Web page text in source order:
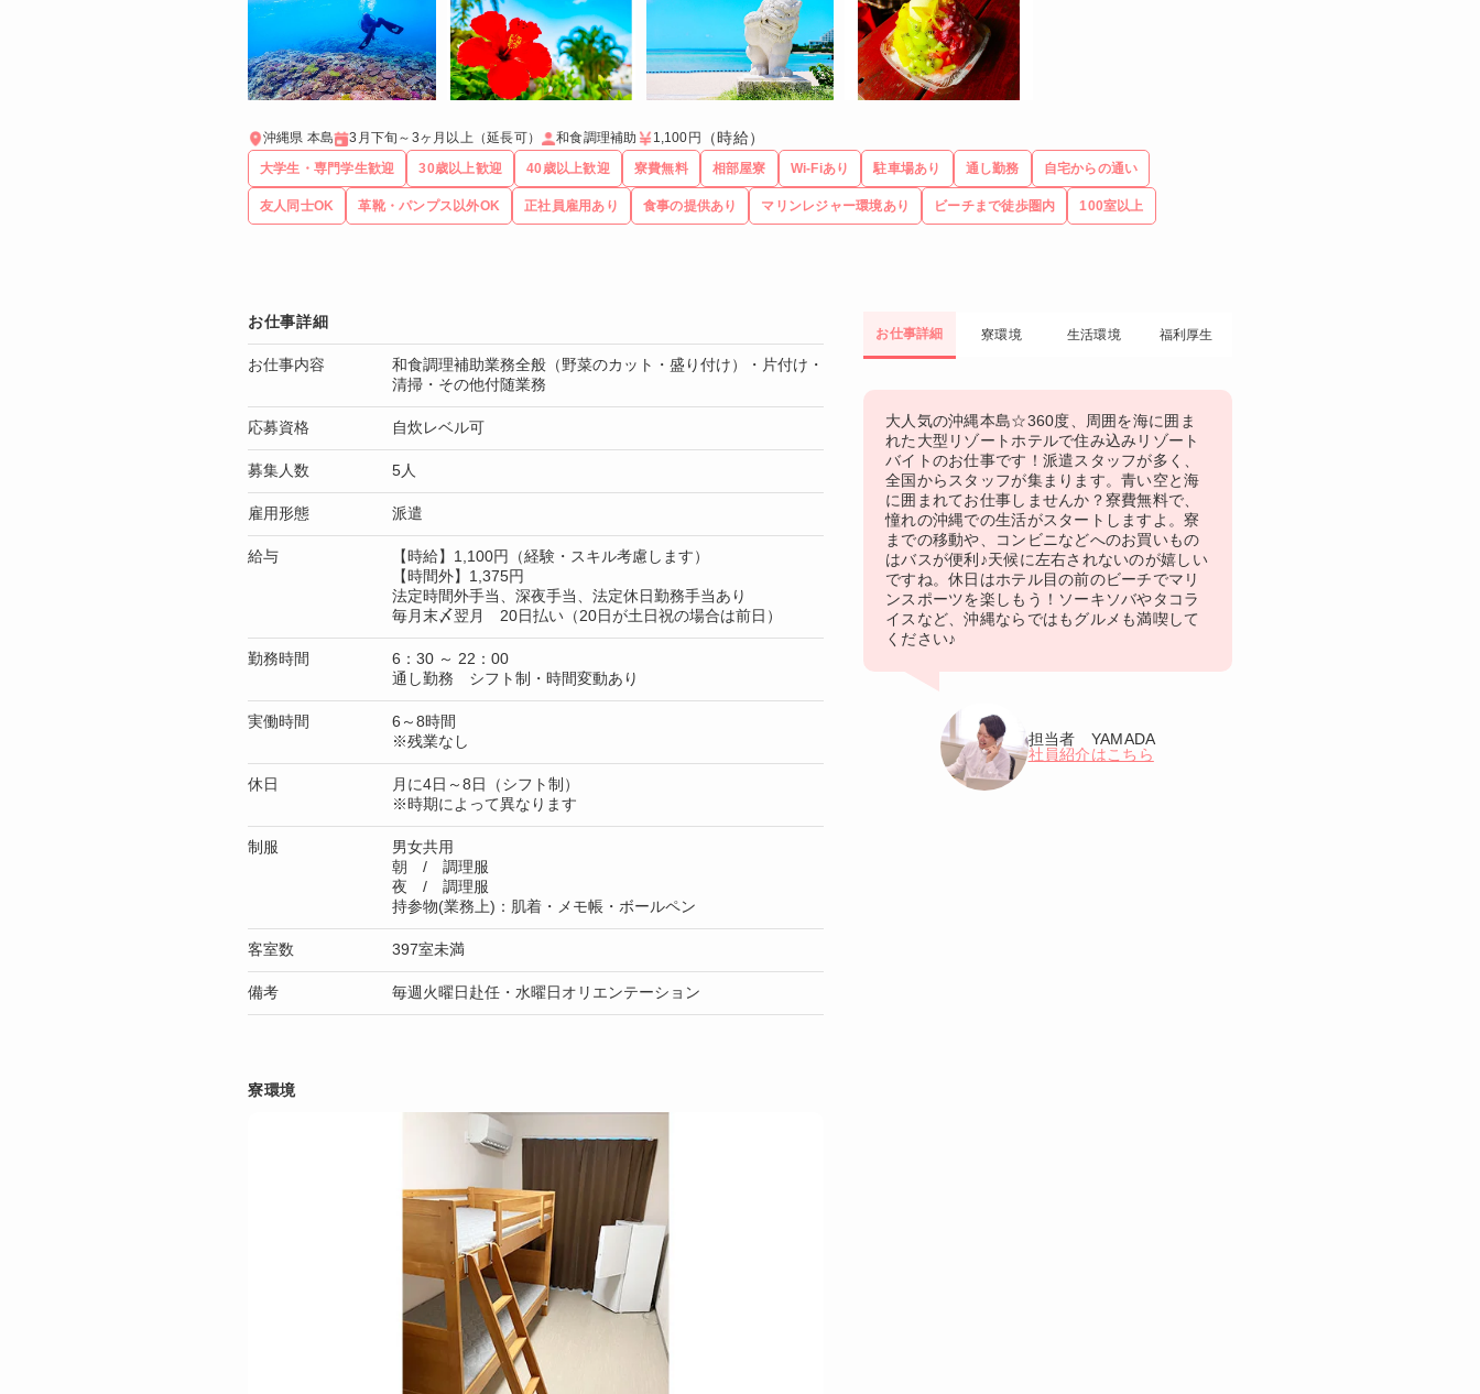
沖縄県 本島 3月下旬～3ヶ月以上（延長可） 和食調理補助 1,100円 （時給）
大学生・専門学生歓迎 30歳以上歓迎 40歳以上歓迎 寮費無料 相部屋寮 Wi-Fiあり 駐車場あり 通し勤務 自宅からの通い
友人同士OK 革靴・パンプス以外OK 正社員雇用あり 食事の提供あり マリンレジャー環境あり ビーチまで徒歩圏内 100室以上
お仕事詳細 寮環境 生活環境 福利厚生
大人気の沖縄本島☆360度、周囲を海に囲ま
れた大型リゾートホテルで住み込みリゾート
バイトのお仕事です！派遣スタッフが多く、
全国からスタッフが集まります。青い空と海
に囲まれてお仕事しませんか？寮費無料で、
憧れの沖縄での生活がスタートしますよ。寮
までの移動や、コンビニなどへのお買いもの
はバスが便利♪天候に左右されないのが嬉しい
ですね。休日はホテル目の前のビーチでマリ
ンスポーツを楽しもう！ソーキソバやタコラ
イスなど、沖縄ならではもグルメも満喫して
ください♪
担当者 YAMADA
社員紹介はこちら
お仕事詳細
お仕事内容
和食調理補助業務全般（野菜のカット・盛り付け）・片付け・
清掃・その他付随業務
応募資格 自炊レベル可
募集人数 5人
雇用形態 派遣
給与
【時給】1,100円（経験・スキル考慮します）
【時間外】1,375円
法定時間外手当、深夜手当、法定休日勤務手当あり
毎月末〆翌月 20日払い（20日が土日祝の場合は前日）
勤務時間
6：30 ～ 22：00
通し勤務 シフト制・時間変動あり
実働時間
6～8時間
※残業なし
休日
月に4日～8日（シフト制）
※時期によって異なります
制服
男女共用
朝 / 調理服
夜 / 調理服
持参物(業務上)：肌着・メモ帳・ボールペン
客室数 397室未満
備考 毎週火曜日赴任・水曜日オリエンテーション
寮環境